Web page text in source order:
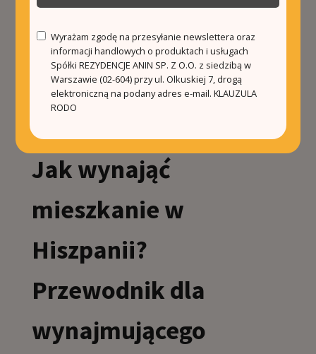
co powinieneś o nim
wiedzieć
Ciekawostki o
Hiszpanii – poznaj je!
Jak wynająć
mieszkanie w
Hiszpanii?
Przewodnik dla
wynajmującego
Wyrażam zgodę na przesyłanie newslettera oraz
informacji handlowych o produktach i usługach
Spółki REZYDENCJE ANIN SP. Z O.O. z siedzibą w
Warszawie (02-604) przy ul. Olkuskiej 7, drogą
elektroniczną na podany adres e-mail.KLAUZULA
RODO